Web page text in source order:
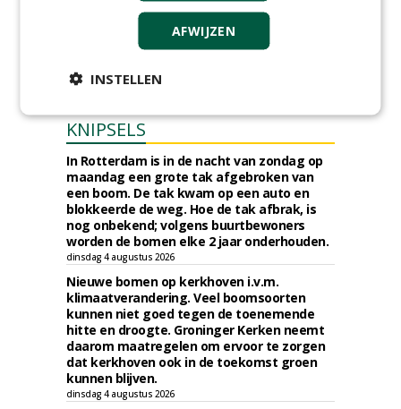
KNIPSELS
In Rotterdam is in de nacht van zondag op
maandag een grote tak afgebroken van
een boom. De tak kwam op een auto en
blokkeerde de weg. Hoe de tak afbrak, is
nog onbekend; volgens buurtbewoners
worden de bomen elke 2 jaar onderhouden.
dinsdag 4 augustus 2026
Nieuwe bomen op kerkhoven i.v.m.
klimaatverandering. Veel boomsoorten
kunnen niet goed tegen de toenemende
hitte en droogte. Groninger Kerken neemt
daarom maatregelen om ervoor te zorgen
dat kerkhoven ook in de toekomst groen
kunnen blijven.
dinsdag 4 augustus 2026
AFWIJZEN
INSTELLEN